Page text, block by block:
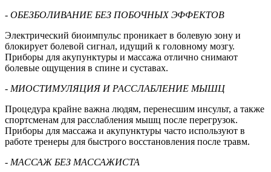
- ОБЕЗБОЛИВАНИЕ БЕЗ ПОБОЧНЫХ ЭФФЕКТОВ
Электрический биоимпульс проникает в болевую зону и
блокирует болевой сигнал, идущий к головному мозгу.
Приборы для акупунктуры и массажа отлично снимают
болевые ощущения в спине и суставах.
- МИОСТИМУЛЯЦИЯ И РАССЛАБЛЕНИЕ МЫШЦ
Процедура крайне важна людям, перенесшим инсульт, а также
спортсменам для расслабления мышц после перегрузок.
Приборы для массажа и акупунктуры часто используют в
работе тренеры для быстрого восстановления после травм.
- МАССАЖ БЕЗ МАССАЖИСТА